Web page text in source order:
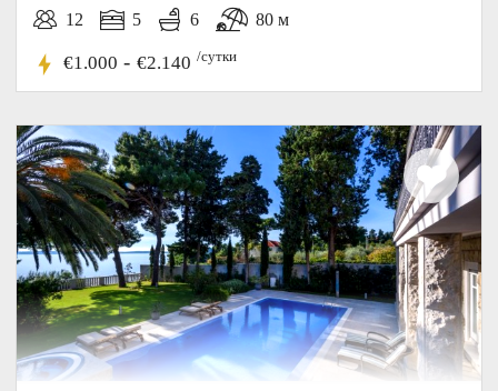
12 5 6 80 м
€1.000 - €2.140 /сутки